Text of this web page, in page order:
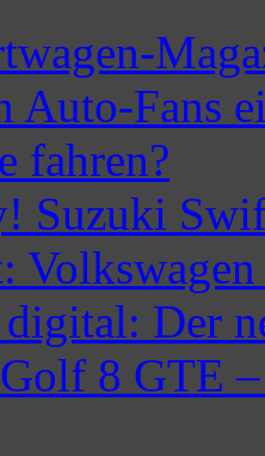
Auto-Fans
fahren?
Suzuki
Der
8 GTE